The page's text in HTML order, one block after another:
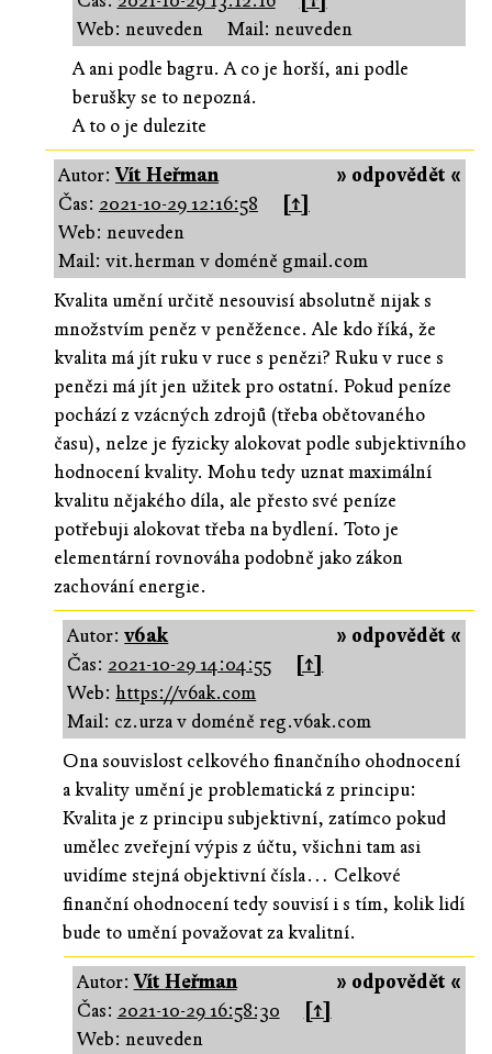
Web: neuveden
Mail: neuveden
A ani podle bagru. A co je horší, ani podle
berušky se to nepozná.
A to o je dulezite
» odpovědět «
Autor:Vít Heřman
Čas: 2021-10-29 12:16:58
[↑]
Web: neuveden
Mail: vit.herman v doméně gmail.com
Kvalita umění určitě nesouvisí absolutně nijak s
množstvím peněz v peněžence. Ale kdo říká, že
kvalita má jít ruku v ruce s penězi? Ruku v ruce s
penězi má jít jen užitek pro ostatní. Pokud peníze
pochází z vzácných zdrojů (třeba obětovaného
času), nelze je fyzicky alokovat podle subjektivního
hodnocení kvality. Mohu tedy uznat maximální
kvalitu nějakého díla, ale přesto své peníze
potřebuji alokovat třeba na bydlení. Toto je
elementární rovnováha podobně jako zákon
zachování energie.
» odpovědět «
Autor:v6ak
Čas: 2021-10-29 14:04:55
[↑]
Web:https://v6ak.com
Mail: cz.urza v doméně reg.v6ak.com
Ona souvislost celkového finančního ohodnocení
a kvality umění je problematická z principu:
Kvalita je z principu subjektivní, zatímco pokud
umělec zveřejní výpis z účtu, všichni tam asi
uvidíme stejná objektivní čísla… Celkové
finanční ohodnocení tedy souvisí i s tím, kolik lidí
bude to umění považovat za kvalitní.
» odpovědět «
Autor:Vít Heřman
Čas: 2021-10-29 16:58:30
[↑]
Web: neuveden